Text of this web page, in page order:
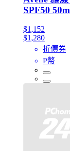
SPF50
$1,152
$1,280
折價券
P幣